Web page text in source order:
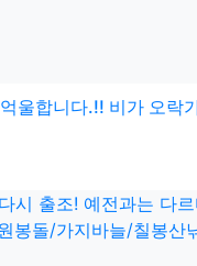
억울합니다.!! 비가 오락가락하는